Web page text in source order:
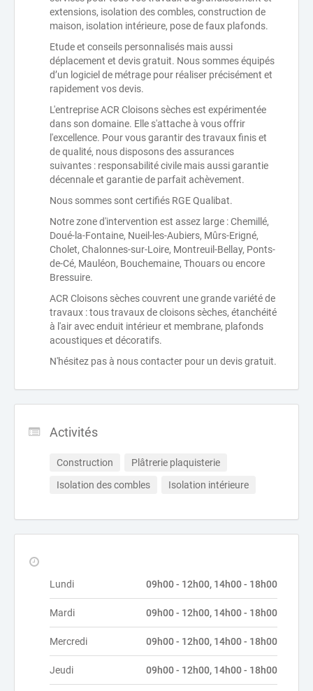
extensions, isolation des combles, construction de
maison, isolation intérieure, pose de faux plafonds.
Etude et conseils personnalisés mais aussi
déplacement et devis gratuit. Nous sommes équipés
d’un logiciel de métrage pour réaliser précisément et
rapidement vos devis.
L'entreprise ACR Cloisons sèches est expérimentée
dans son domaine. Elle s'attache à vous offrir
l'excellence. Pour vous garantir des travaux finis et
de qualité, nous disposons des assurances
suivantes : responsabilité civile mais aussi garantie
décennale et garantie de parfait achèvement.
Nous sommes sont certifiés RGE Qualibat.
Notre zone d'intervention est assez large : Chemillé,
Doué-la-Fontaine, Nueil-les-Aubiers, Mûrs-Erigné,
Cholet, Chalonnes-sur-Loire, Montreuil-Bellay, Ponts-
de-Cé, Mauléon, Bouchemaine, Thouars ou encore
Bressuire.
ACR Cloisons sèches couvrent une grande variété de
travaux : tous travaux de cloisons sèches, étanchéité
à l'air avec enduit intérieur et membrane, plafonds
acoustiques et décoratifs.
N'hésitez pas à nous contacter pour un devis gratuit.
Activités
Construction
Plâtrerie plaquisterie
Isolation des combles
Isolation intérieure
Lundi 09h00 - 12h00, 14h00 - 18h00
Mardi 09h00 - 12h00, 14h00 - 18h00
Mercredi 09h00 - 12h00, 14h00 - 18h00
Jeudi 09h00 - 12h00, 14h00 - 18h00